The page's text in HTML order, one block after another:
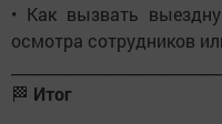
• Как вызвать
осмотра сотрудников
🏁 Итог